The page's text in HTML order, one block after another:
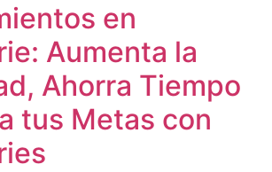
en
Aumenta la
Ahorra Tiempo
tus Metas con